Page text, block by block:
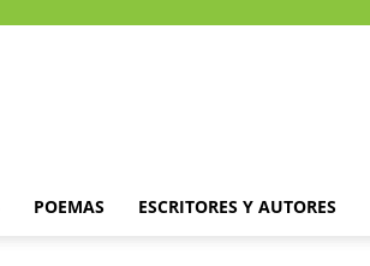
POEMAS ESCRITORES Y AUTORES